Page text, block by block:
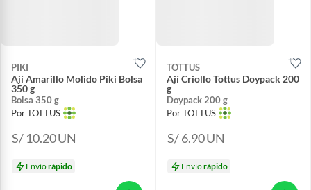
PIKI
Ají Amarillo Molido Piki Bolsa
350 g
Bolsa 350 g
Por TOTTUS
S/ 10.20UN
Envíorápido
TOTTUS
Ají Criollo Tottus Doypack 200
g
Doypack 200 g
Por TOTTUS
S/ 6.90UN
Envíorápido